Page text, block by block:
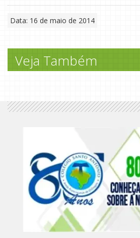
Data: 16 de maio de 2014
Veja Também